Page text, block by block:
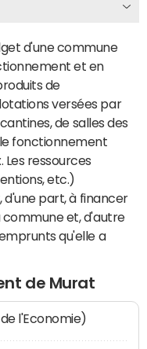
d'une commune
et en
de
versées par
de salles des
fonctionnement
ressources
etc.)
d'une part, à financer
commune et, d'autre
qu'elle a
de Murat
l'Economie)